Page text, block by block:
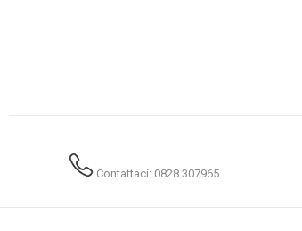
Contattaci: 0828 307965